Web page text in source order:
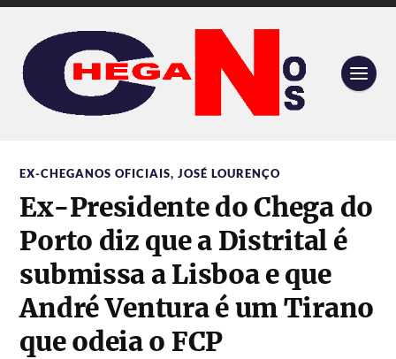
EX-CHEGANOS OFICIAIS,JOSÉ LOURENÇO
Ex-Presidente do Chega do
Porto diz que a Distrital é
submissa a Lisboa e que
André Ventura é um Tirano
que odeia o FCP